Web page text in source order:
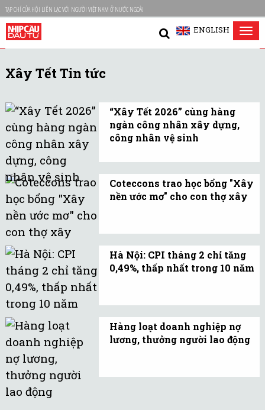
TẠP CHÍ CỦA HỘI LIÊN LẠC VỚI NGƯỜI VIỆT NAM Ở NƯỚC NGOÀI
ENGLISH
Xây Tết Tin tức
“Xây Tết 2026” cùng hàng
ngàn công nhân xây dựng,
công nhân vệ sinh
người lao động được lắng
nghe, được quan tâm và
Coteccons trao học bổng "Xây
nền ước mơ" cho con thợ xây
xây dựng và tiếp sức cho
thế hệ kế tiếp trên hành
trình chinh phục tri thức.
Hà Nội: CPI tháng 2 chỉ tăng
0,49%, thấp nhất trong 10 năm
(CPI) tháng 2/2014 của
Thủ đô chỉ tăng 0,49% so
với tháng trước.
Hàng loạt doanh nghiệp nợ
lương, thưởng người lao động